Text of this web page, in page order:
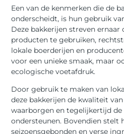
Een van de kenmerken die de
onderscheidt, is hun gebruik
Deze bakkerijen streven
producten te gebruiken,
lokale boerderijen en
voor een unieke smaak, maar
ecologische voetafdruk.
Door gebruik te maken van
deze bakkerijen de kwaliteit
waarborgen en tegelijkertijd
ondersteunen. Bovendien stelt
seizoensgebonden en verse